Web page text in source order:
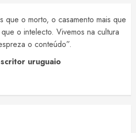
que o morto, o casamento mais que
o intelecto. Vivemos na cultura
o conteúdo”.
uruguaio